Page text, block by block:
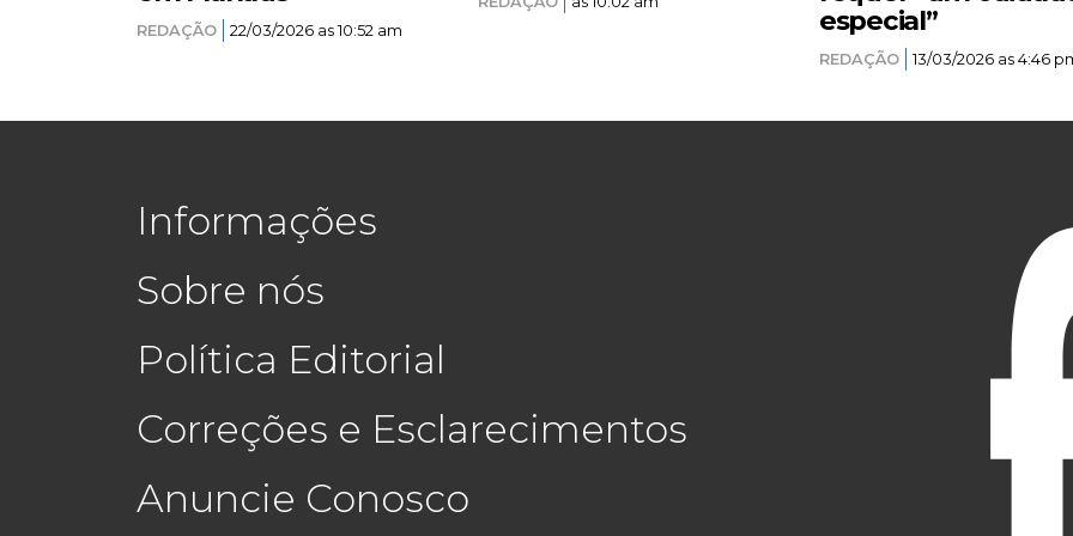
REDAÇÃO 22/03/2026 as 10:52 am
especial”
REDAÇÃO 13/03/2026 as 4:46
Informações
Sobre nós
Política Editorial
Correções e Esclarecimentos
Anuncie Conosco